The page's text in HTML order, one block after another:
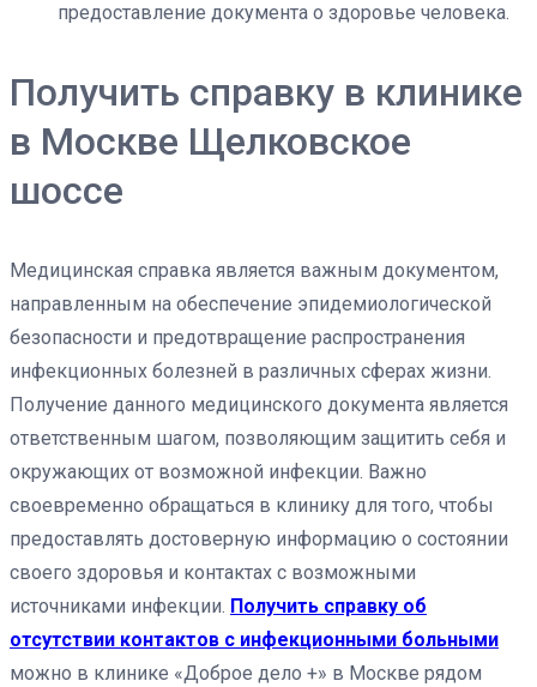
предоставление документа о здоровье человека.
Получить справку в клинике
в Москве Щелковское
шоссе
Медицинская справка является важным документом,
направленным на обеспечение эпидемиологической
безопасности и предотвращение распространения
инфекционных болезней в различных сферах жизни.
Получение данного медицинского документа является
ответственным шагом, позволяющим защитить себя и
окружающих от возможной инфекции. Важно
своевременно обращаться в клинику для того, чтобы
предоставлять достоверную информацию о состоянии
своего здоровья и контактах с возможными
источниками инфекции. Получить справку об
отсутствии контактов с инфекционными больными
можно в клинике «Доброе дело +» в Москве рядом